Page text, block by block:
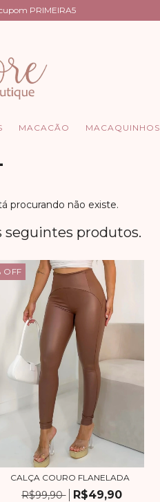
PRIMEIRA5
MACACÃO MACAQUINHOS
procurando não existe.
seguintes produtos.
OFF
CALÇA COURO FLANELADA
R$99,90 R$49,90